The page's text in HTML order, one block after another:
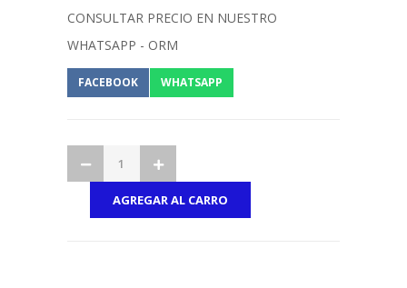
CONSULTAR PRECIO EN NUESTRO
WHATSAPP - ORM
FACEBOOK WHATSAPP